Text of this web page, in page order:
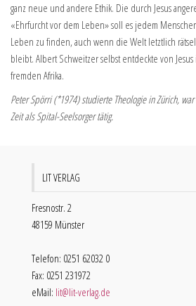
ganz neue und andere Ethik. Die durch Jesus
«Ehrfurcht vor dem Leben» soll es jedem
Leben zu finden, auch wenn die Welt letztlich
bleibt. Albert Schweitzer selbst entdeckte von
fremden Afrika.
Peter Spörri (*1974) studierte Theologie in Zürich,
Zeit als Spital-Seelsorger tätig.
LIT VERLAG
Fresnostr. 2
48159 Münster
Telefon: 0251 62032 0
Fax: 0251 231972
eMail: lit@lit-verlag.de